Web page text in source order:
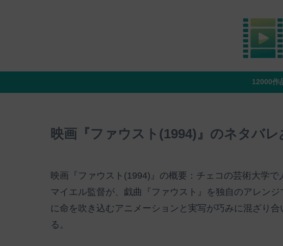
12000作
映画『ファウスト(1994)』のネタバ
映画『ファウスト(1994)』の概要：チェコの芸術大学
マイエル監督が、戯曲『ファウスト』を独自のアレン
に命を吹き込むアニメーションと実写が巧みに混ざり
る。